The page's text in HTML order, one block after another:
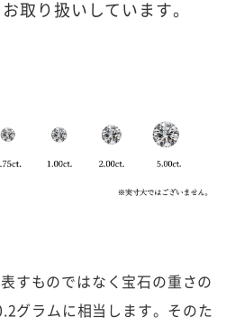
取り扱いしています。
すものではなく宝石の重さの
グラムに相当します。そのた